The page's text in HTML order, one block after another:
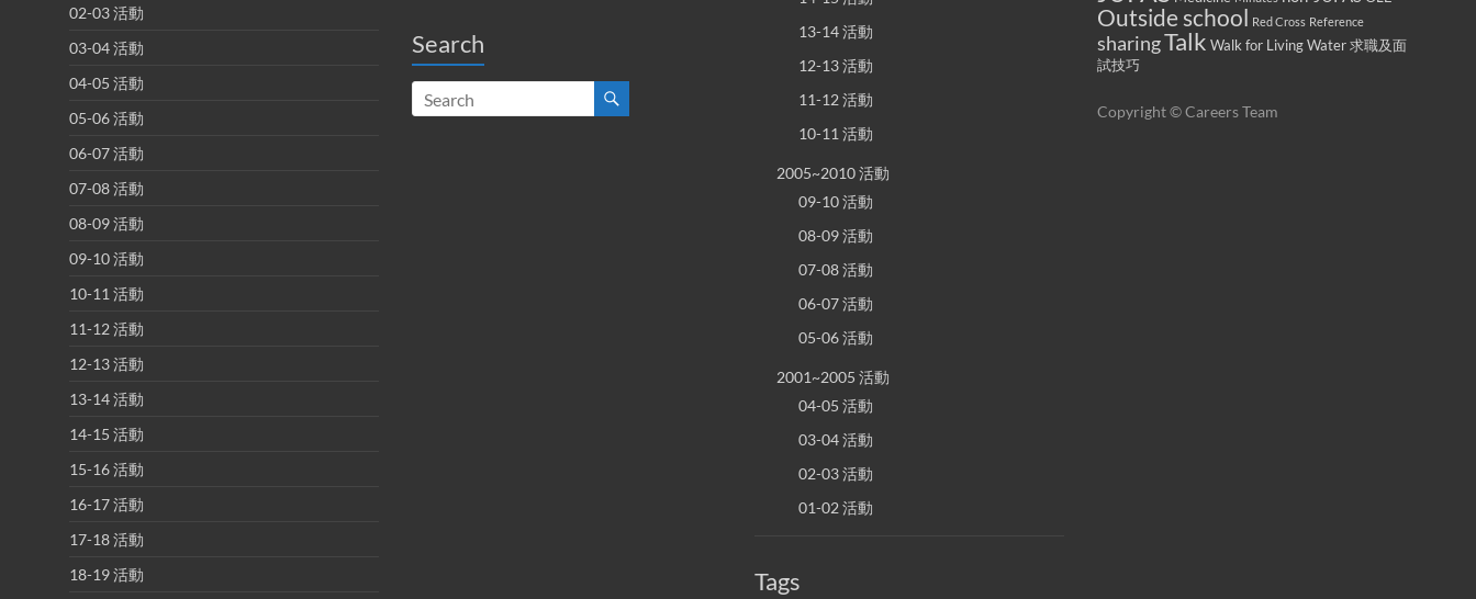
02-03 活動
03-04 活動
04-05 活動
05-06 活動
06-07 活動
07-08 活動
08-09 活動
09-10 活動
10-11 活動
11-12 活動
12-13 活動
13-14 活動
14-15 活動
15-16 活動
16-17 活動
17-18 活動
18-19 活動
Search
13-14 活動
12-13 活動
11-12 活動
10-11 活動
2005~2010 活動
09-10 活動
08-09 活動
07-08 活動
06-07 活動
05-06 活動
2001~2005 活動
04-05 活動
03-04 活動
02-03 活動
01-02 活動
Tags
Outside school Red Cross Reference
sharingTalk Walk for Living Water求職及面
試技巧
Copyright © Careers Team